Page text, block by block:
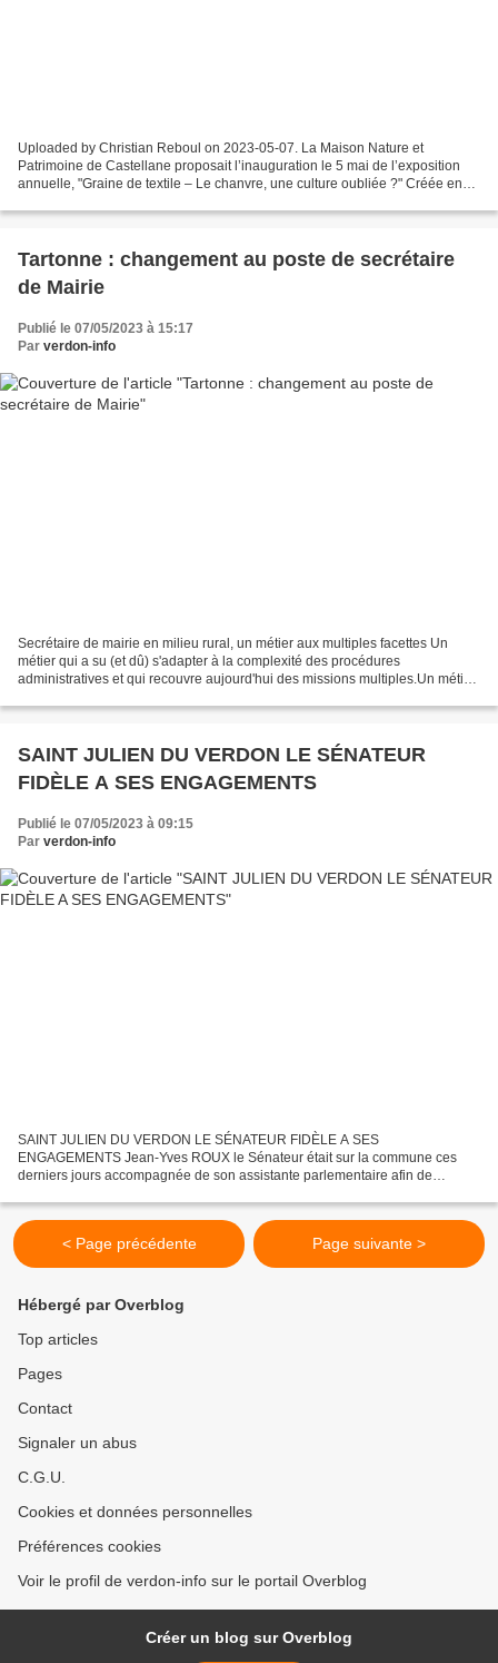
Uploaded by Christian Reboul on 2023-05-07. La Maison Nature et
Patrimoine de Castellane proposait l’inauguration le 5 mai de l’exposition
annuelle, "Graine de textile – Le chanvre, une culture oubliée ?" Créée en
Tartonne : changement au poste de secrétaire
de Mairie
Publié le 07/05/2023 à 15:17
Par verdon-info
Secrétaire de mairie en milieu rural, un métier aux multiples facettes Un
métier qui a su (et dû) s'adapter à la complexité des procédures
administratives et qui recouvre aujourd'hui des missions multiples.Un métier
SAINT JULIEN DU VERDON LE SÉNATEUR
FIDÈLE A SES ENGAGEMENTS
Publié le 07/05/2023 à 09:15
Par verdon-info
SAINT JULIEN DU VERDON LE SÉNATEUR FIDÈLE A SES
ENGAGEMENTS Jean-Yves ROUX le Sénateur était sur la commune ces
derniers jours accompagnée de son assistante parlementaire afin de
Adjoints....
< Page précédente Page suivante >
Hébergé par Overblog
Top articles
Pages
Contact
Signaler un abus
C.G.U.
Cookies et données personnelles
Préférences cookies
Voir le profil de verdon-info sur le portail Overblog
Créer un blog sur Overblog